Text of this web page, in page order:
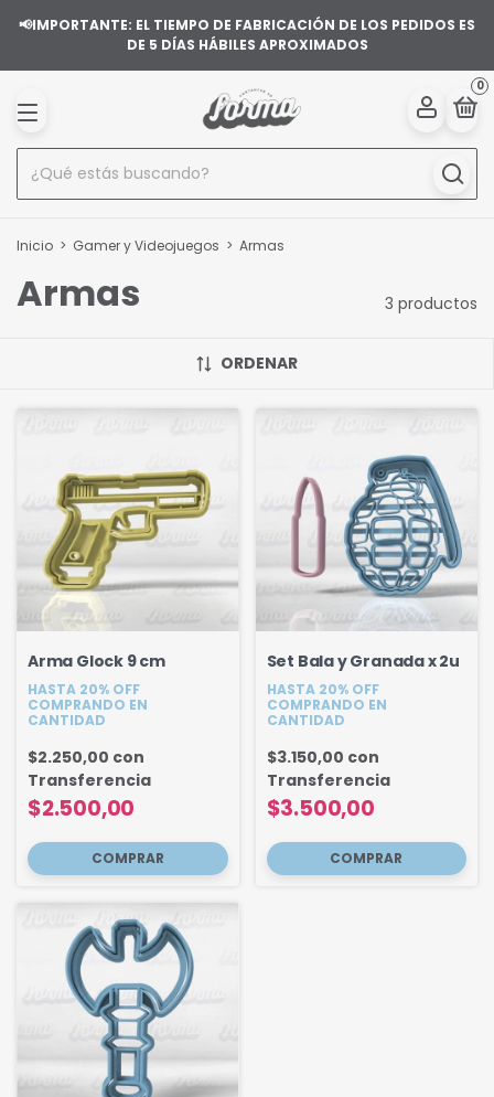
📢IMPORTANTE: EL TIEMPO DE FABRICACIÓN DE LOS PEDIDOS ES
DE 5 DÍAS HÁBILES APROXIMADOS
0
Inicio > Gamer y Videojuegos > Armas
Armas 3 productos
ORDENAR
Arma Glock 9 cm
HASTA 20% OFF
COMPRANDO EN
CANTIDAD
$2.500,00
$2.250,00 con
Transferencia
Set Bala y Granada x 2u
HASTA 20% OFF
COMPRANDO EN
CANTIDAD
$3.500,00
$3.150,00 con
Transferencia